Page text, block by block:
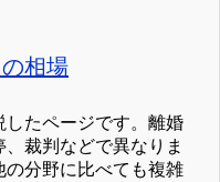
相場
たページです。離婚
裁判などで異なりま
分野に比べても複雑